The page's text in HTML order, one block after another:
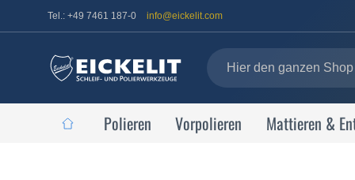
Tel.: +49 7461 187-0 info@eickelit.com
Polieren Vorpolieren Mattieren &